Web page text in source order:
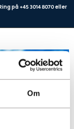
Om
på +45 3014 8070eller
salg til